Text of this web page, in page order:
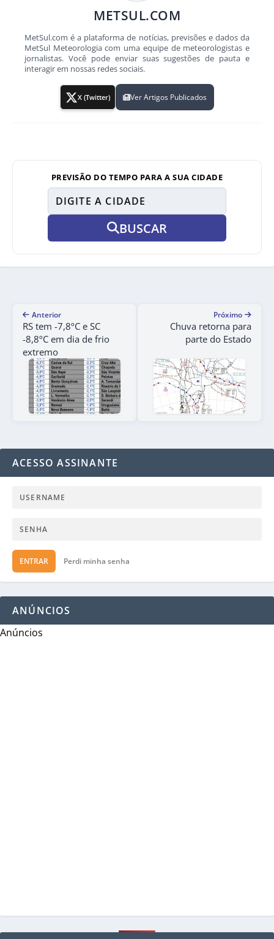
METSUL.COM
MetSul.com é a plataforma de notícias, previsões e dados da
MetSul Meteorologia com uma equipe de meteorologistas e
jornalistas. Você pode enviar suas sugestões de pauta e
interagir em nossas redes sociais.
X (Twitter) Ver Artigos Publicados
PREVISÃO DO TEMPO PARA A SUA CIDADE
BUSCAR
Anterior
RS tem -7,8ºC e SC
-8,8ºC em dia de frio
extremo
Próximo
Chuva retorna para
parte do Estado
ACESSO ASSINANTE
ENTRAR Perdi minha senha
ANÚNCIOS
Anúncios